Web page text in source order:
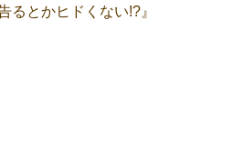
るとかヒドくない!?』